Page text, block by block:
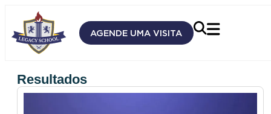
AGENDE UMA VISITA
Resultados